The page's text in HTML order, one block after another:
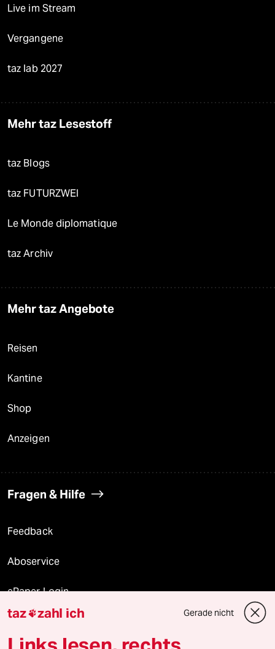
Live im Stream
Vergangene
taz lab 2027
Mehr taz Lesestoff
taz Blogs
taz FUTURZWEI
Le Monde diplomatique
taz Archiv
Mehr taz Angebote
Reisen
Kantine
Shop
Anzeigen
Fragen & Hilfe
Feedback
Aboservice
ePaper Login
Downloads für Abonnierende
taz zahl ich Gerade nicht